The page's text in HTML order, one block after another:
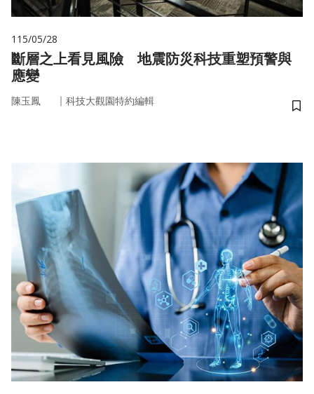
115/05/28
斷層之上看見風險 地震防災科技重塑預警與
應變
陳玉鳳 ｜ 科技大觀園特約編輯
儲